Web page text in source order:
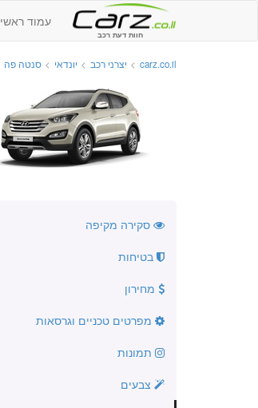
חוות דעת רכב
עמוד ראשי
carz.co.il
> יצרני רכב > יונדאי > סנטה פה
סקירה מקיפה
בטיחות
מחירון
מפרטים טכניים וגרסאות
תמונות
צבעים